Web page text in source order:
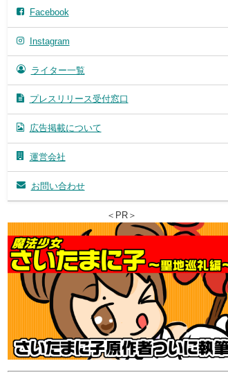
Facebook
Instagram
ライター一覧
プレスリリース受付窓口
広告掲載について
運営会社
お問い合わせ
＜PR＞